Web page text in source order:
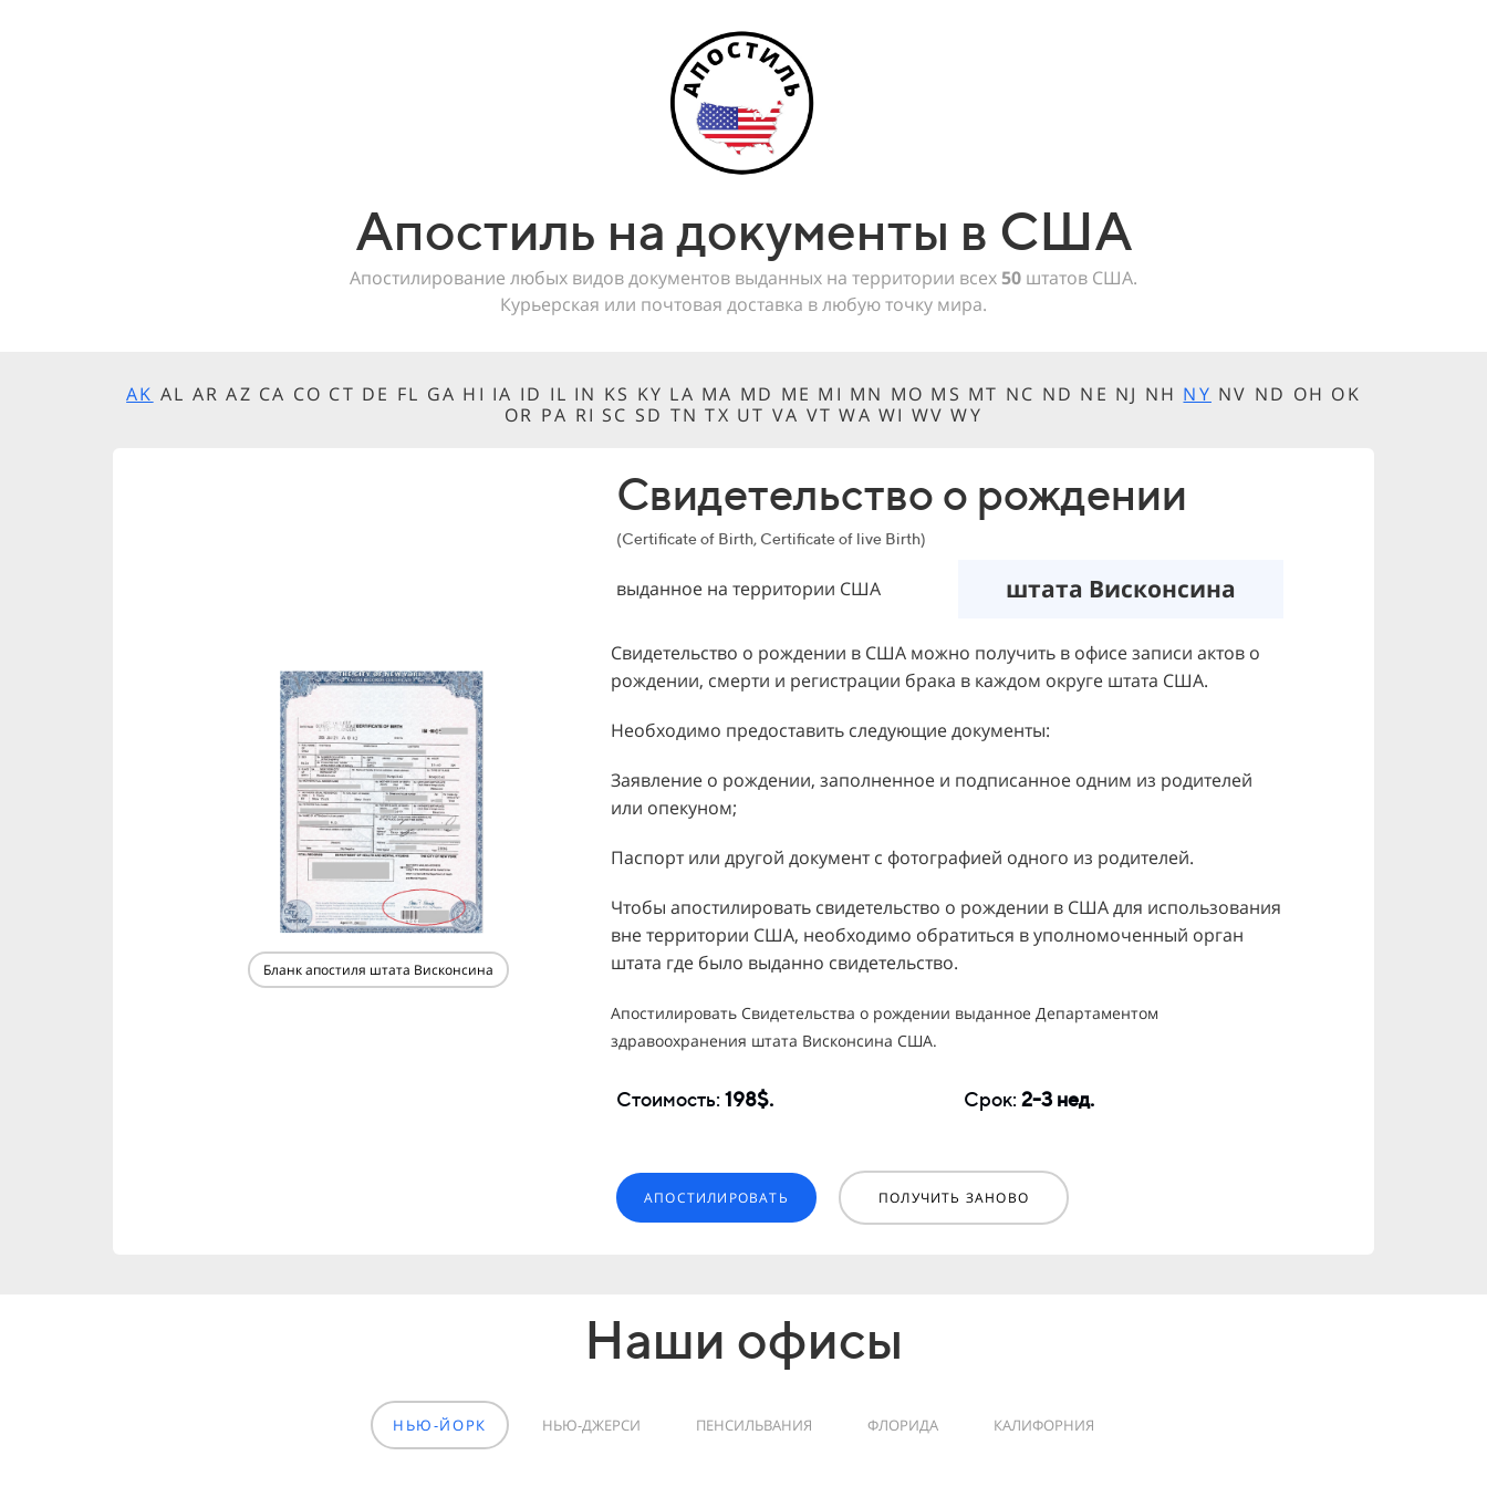
Апостиль на документы в США
Апостилирование любых видов документов выданных на территории всех 50 штатов США.
Курьерская или почтовая доставка в любую точку мира.
AK AL AR AZ CA CO CT DE FL GA HI IA ID IL IN KS KY LA MA MD ME MI MN MO MS MT NC ND NE NJ NH NY NV ND OH OK
OR PA RI SC SD TN TX UT VA VT WA WI WV WY
Бланк апостиля штата Висконсина
Свидетельство о рождении
(Certificate of Birth, Certificate of live Birth)
выданное на территории США штата Висконсина
Свидетельство о рождении в США можно получить в офисе записи актов о
рождении, смерти и регистрации брака в каждом округе штата США.
Необходимо предоставить следующие документы:
Заявление о рождении, заполненное и подписанное одним из родителей
или опекуном;
Паспорт или другой документ с фотографией одного из родителей.
Чтобы апостилировать свидетельство о рождении в США для использования
вне территории США, необходимо обратиться в уполномоченный орган
штата где было выданно свидетельство.
Апостилировать Свидетельства о рождении выданное Департаментом
здравоохранения штата Висконсина США.
Стоимость: 198$. Срок: 2-3 нед.
АПОСТИЛИРОВАТЬ ПОЛУЧИТЬ ЗАНОВО
Наши офисы
НЬЮ-ЙОРК НЬЮ-ДЖЕРСИ ПЕНСИЛЬВАНИЯ ФЛОРИДА КАЛИФОРНИЯ